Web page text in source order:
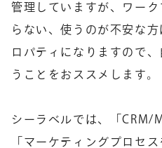
管理していますが、ワー
らない、使うのが不安な
ロパティになりますので
うことをおススメします。
シーラベルでは、「CRM/
「マーケティングプロセ